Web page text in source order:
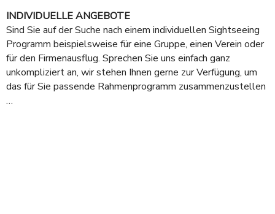
INDIVIDUELLE ANGEBOTE
Sind Sie auf der Suche nach einem individuellen Sightseeing
Programm beispielsweise für eine Gruppe, einen Verein oder
für den Firmenausflug. Sprechen Sie uns einfach ganz
unkompliziert an, wir stehen Ihnen gerne zur Verfügung, um
das für Sie passende Rahmenprogramm zusammenzustellen
…